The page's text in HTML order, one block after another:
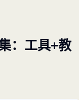
：工具+教